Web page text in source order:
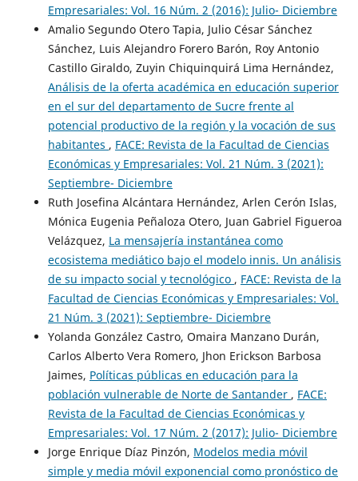
Empresariales: Vol. 16 Núm. 2 (2016): Julio- Diciembre
Amalio Segundo Otero Tapia, Julio César Sánchez
Sánchez, Luis Alejandro Forero Barón, Roy Antonio
Castillo Giraldo, Zuyin Chiquinquirá Lima Hernández,
Análisis de la oferta académica en educación superior
en el sur del departamento de Sucre frente al
potencial productivo de la región y la vocación de sus
habitantes , FACE: Revista de la Facultad de Ciencias
Económicas y Empresariales: Vol. 21 Núm. 3 (2021):
Septiembre- Diciembre
Ruth Josefina Alcántara Hernández, Arlen Cerón Islas,
Mónica Eugenia Peñaloza Otero, Juan Gabriel Figueroa
Velázquez, La mensajería instantánea como
ecosistema mediático bajo el modelo innis. Un análisis
de su impacto social y tecnológico , FACE: Revista de la
Facultad de Ciencias Económicas y Empresariales: Vol.
21 Núm. 3 (2021): Septiembre- Diciembre
Yolanda González Castro, Omaira Manzano Durán,
Carlos Alberto Vera Romero, Jhon Erickson Barbosa
Jaimes, Políticas públicas en educación para la
población vulnerable de Norte de Santander , FACE:
Revista de la Facultad de Ciencias Económicas y
Empresariales: Vol. 17 Núm. 2 (2017): Julio- Diciembre
Jorge Enrique Díaz Pinzón, Modelos media móvil
simple y media móvil exponencial como pronóstico de